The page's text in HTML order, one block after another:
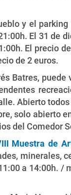
y el parking
El 31 de
El precio
de 2 euros.
Batres, puede
Abierto
solo abierto
del Comedor
Muestra de
minerales,
a 14:00h. /